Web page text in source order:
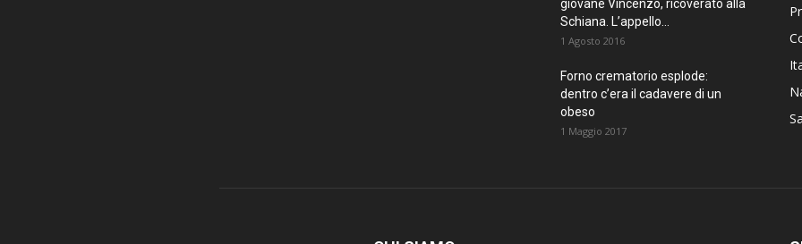
giovane Vincenzo, ricoverato alla
Schiana. L’appello...
1 Agosto 2016
Forno crematorio esplode:
dentro c’era il cadavere di un
obeso
1 Maggio 2017